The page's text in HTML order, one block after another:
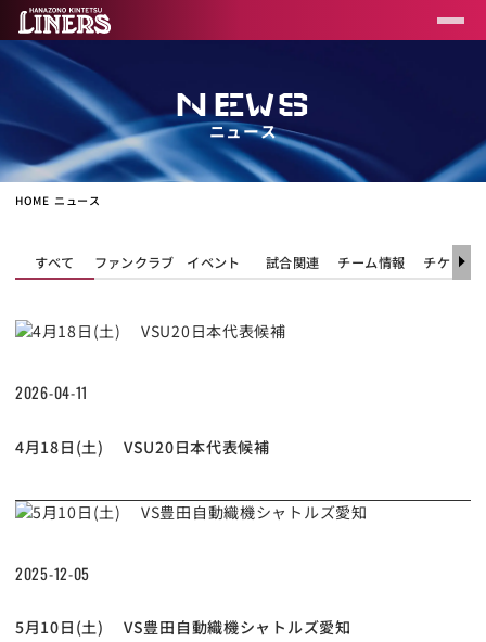
NEWS
ニュース
HOME ニュース
すべて ファンクラブ イベント 試合関連 チーム情報 チケット
2026-04-11
4月18日(土) VSU20日本代表候補
2025-12-05
5月10日(土) VS豊田自動織機シャトルズ愛知